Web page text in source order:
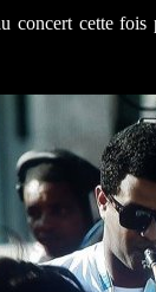
concert cette fois